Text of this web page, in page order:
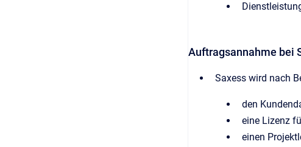
Auftragsannahme bei
Saxess wird nach
den
eine Lizenz
einen